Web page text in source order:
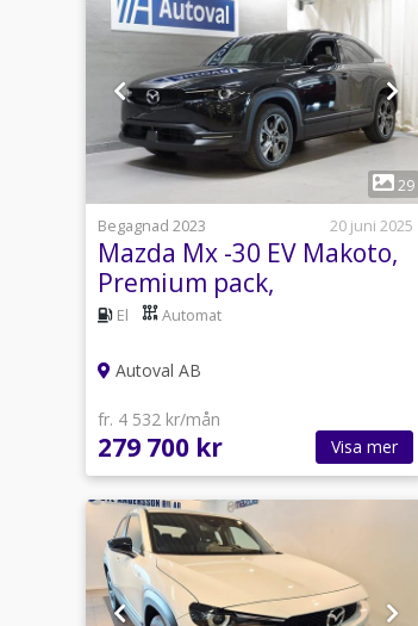
1
29
Begagnad 2023
20 juni 2025
Mazda Mx -30 EV Makoto,
Premium pack,
El Automat
Autoval AB
fr. 4 532 kr/mån
279 700 kr Visa mer